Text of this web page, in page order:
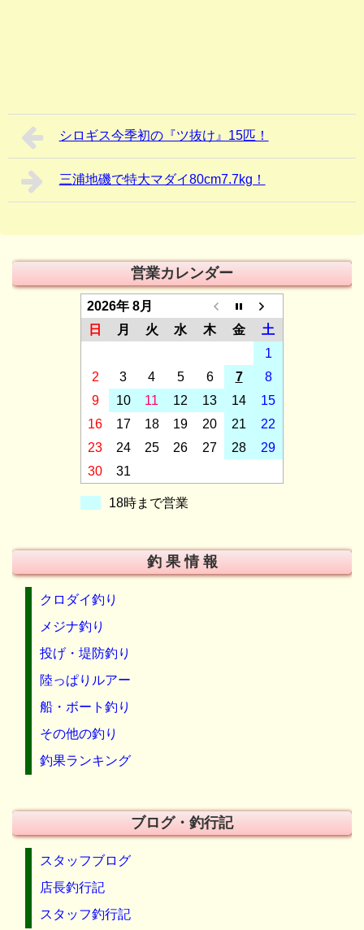
シロギス今季初の『ツ抜け』15匹！
三浦地磯で特大マダイ80cm7.7kg！
営業カレンダー
2026年 8月
日
月 火 水 木 金
土
1
2
3 4 5 6 7
8
9
10 11 12 13 14
15
16
17 18 19 20 21
22
23
24 25 26 27 28
29
30
31
18時まで営業
釣 果 情 報
クロダイ釣り
メジナ釣り
投げ・堤防釣り
陸っぱりルアー
船・ボート釣り
その他の釣り
釣果ランキング
ブログ・釣行記
スタッフブログ
店長釣行記
スタッフ釣行記